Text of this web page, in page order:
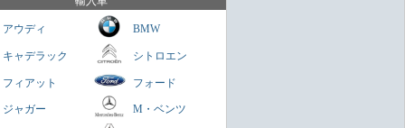
アウディ BMW
キャデラック シトロエン
フィアット フォード
ジャガー M・ベンツ
クトスペシャリティーSUV